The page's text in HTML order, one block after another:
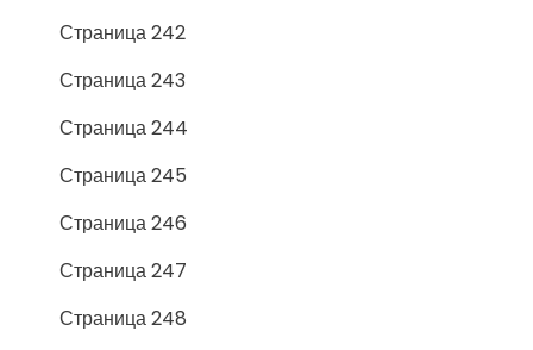
Страница 242
Страница 243
Страница 244
Страница 245
Страница 246
Страница 247
Страница 248